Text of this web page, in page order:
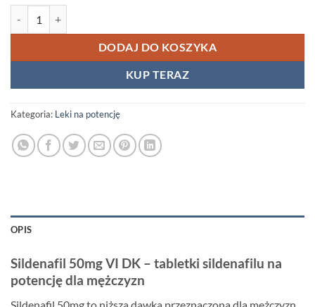
DODAJ DO KOSZYKA
KUP TERAZ
Kategoria: Leki na potencję
OPIS
Sildenafil 50mg VI DK – tabletki sildenafilu na
potencję dla mężczyzn